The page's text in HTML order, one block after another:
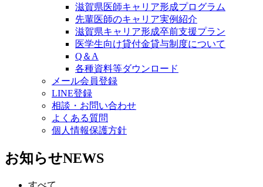
滋賀県医師キャリア形成プログラム
先輩医師のキャリア実例紹介
滋賀県キャリア形成卒前支援プラン
医学生向け貸付金貸与制度について
Q＆A
各種資料等ダウンロード
メール会員登録
LINE登録
相談・お問い合わせ
よくある質問
個人情報保護方針
お知らせNEWS
すべて